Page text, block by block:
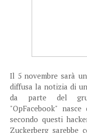
Il 5 novembre sarà
diffusa la notizia di
da parte del
"OpFacebook"
secondo questi
Zuckerberg sarebbe